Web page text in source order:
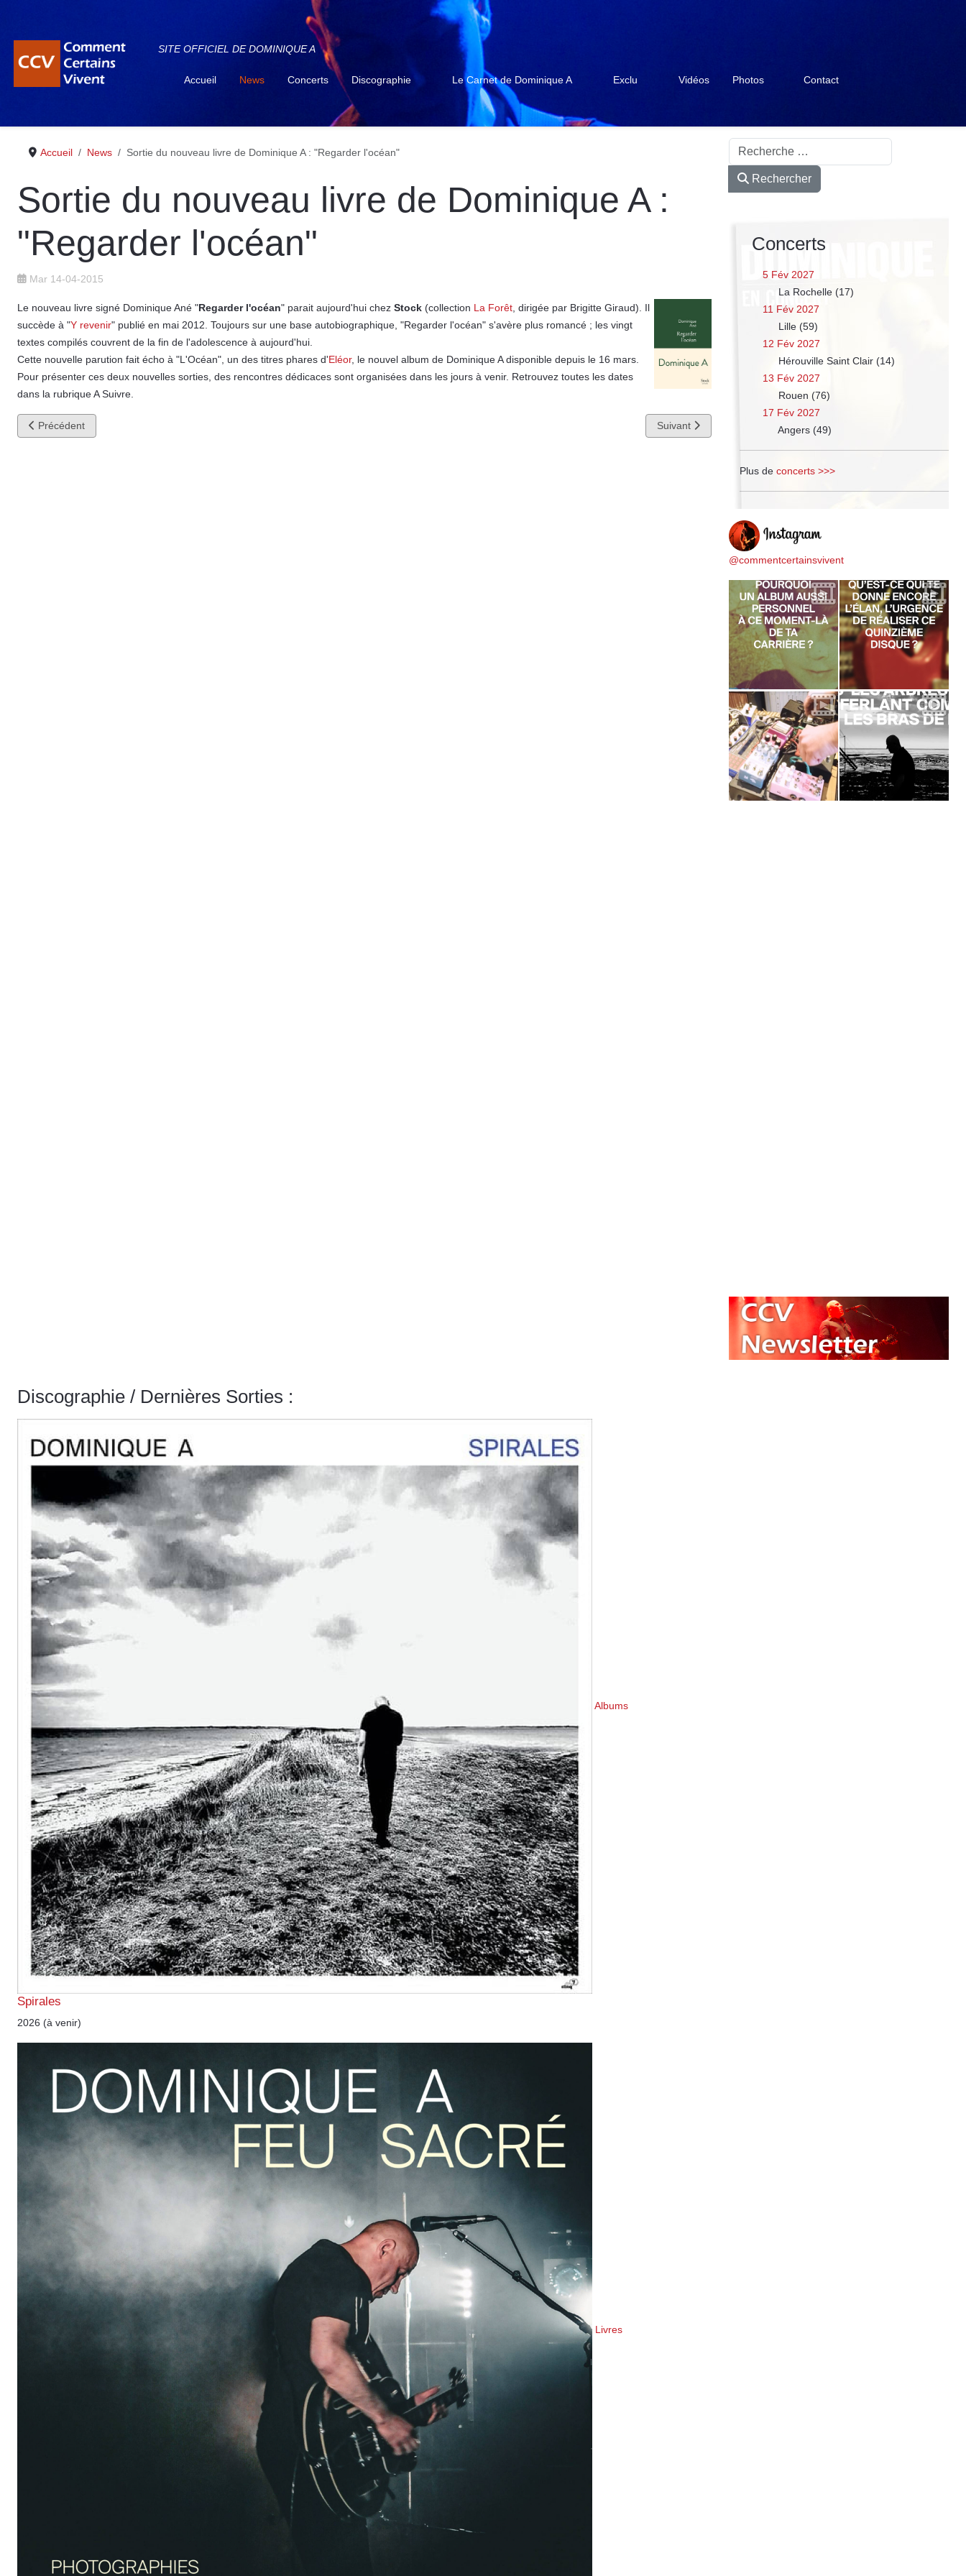
SITE OFFICIEL DE DOMINIQUE A
Accueil News Concerts Discographie Le Carnet de Dominique A Exclu Vidéos Photos Contact
Accueil News Sortie du nouveau livre de Dominique A : "Regarder l'océan"
Sortie du nouveau livre de Dominique A :
"Regarder l'océan"
Mar 14-04-2015
Le nouveau livre signé Dominique Ané "Regarder l'océan" parait aujourd'hui chez Stock (collection La Forêt, dirigée par Brigitte Giraud). Il
succède à "Y revenir" publié en mai 2012. Toujours sur une base autobiographique, "Regarder l'océan" s'avère plus romancé ; les vingt
textes compilés couvrent de la fin de l'adolescence à aujourd'hui.
Cette nouvelle parution fait écho à "L'Océan", un des titres phares d'Eléor, le nouvel album de Dominique A disponible depuis le 16 mars.
Pour présenter ces deux nouvelles sorties, des rencontres dédicaces sont organisées dans les jours à venir. Retrouvez toutes les dates
dans la rubrique A Suivre.
Article précédent : Rencontre-dédicace à Dialogues à Brest et La Librairie Francophone
Précédent Article suivant : Prochaine tournée
Suivant
Rechercher
Rechercher
Concerts
5 Fév 2027
La Rochelle (17)
11 Fév 2027
Lille (59)
12 Fév 2027
Hérouville Saint Clair (14)
13 Fév 2027
Rouen (76)
17 Fév 2027
Angers (49)
Plus de concerts >>>
@commentcertainsvivent
Discographie / Dernières Sorties :
Albums
Spirales
2026 (à venir)
Livres